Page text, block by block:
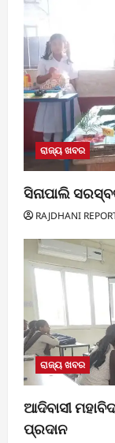
ରାଜ୍ୟ ଖବର
ସିନାପାଲି
RAJDHANI
ରାଜ୍ୟ ଖବର
ଆଦିବାସୀ
ପ୍ରଦାନ